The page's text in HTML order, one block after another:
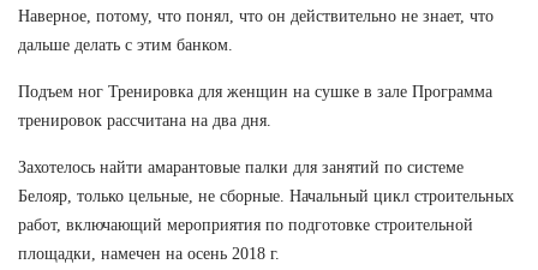
Наверное, потому, что понял, что он действительно не знает, что
дальше делать с этим банком.
Подъем ног Тренировка для женщин на сушке в зале Программа
тренировок рассчитана на два дня.
Захотелось найти амарантовые палки для занятий по системе
Белояр, только цельные, не сборные. Начальный цикл строительных
работ, включающий мероприятия по подготовке строительной
площадки, намечен на осень 2018 г.